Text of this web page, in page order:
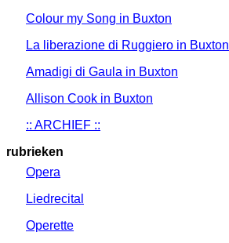
Colour my Song in Buxton
La liberazione di Ruggiero in Buxton
Amadigi di Gaula in Buxton
Allison Cook in Buxton
:: ARCHIEF ::
rubrieken
Opera
Liedrecital
Operette